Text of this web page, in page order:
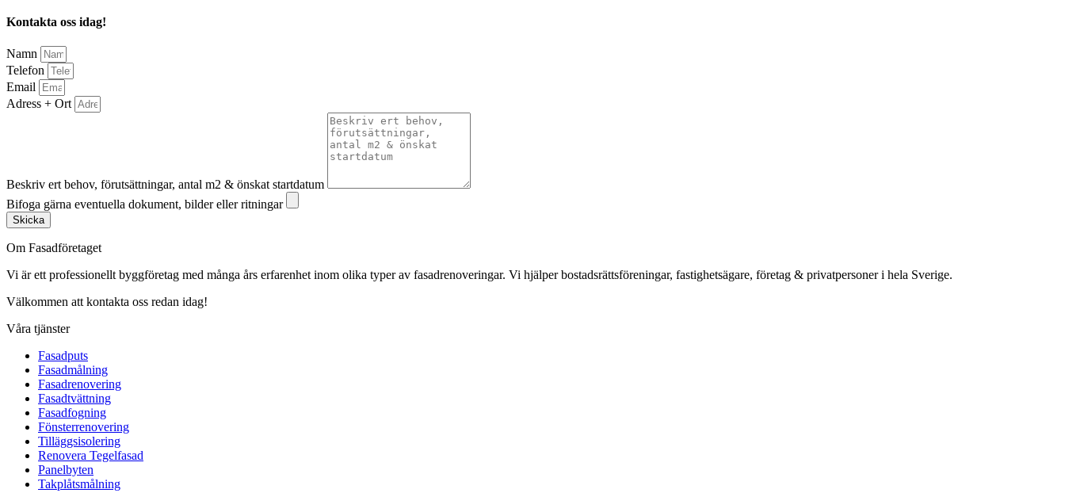
Kontakta oss idag!
Namn
Telefon
Email
Adress + Ort
Beskriv ert behov, förutsättningar, antal m2 & önskat startdatum
Bifoga gärna eventuella dokument, bilder eller ritningar
Skicka
Om Fasadföretaget
Vi är ett professionellt byggföretag med många års erfarenhet inom olika typer av fasadrenoveringar. Vi hjälper bostadsrättsföreningar, fastighetsägare, företag & privatpersoner i hela Sverige.
Välkommen att kontakta oss redan idag!
Våra tjänster
Fasadputs
Fasadmålning
Fasadrenovering
Fasadtvättning
Fasadfogning
Fönsterrenovering
Tilläggsisolering
Renovera Tegelfasad
Panelbyten
Takplåtsmålning